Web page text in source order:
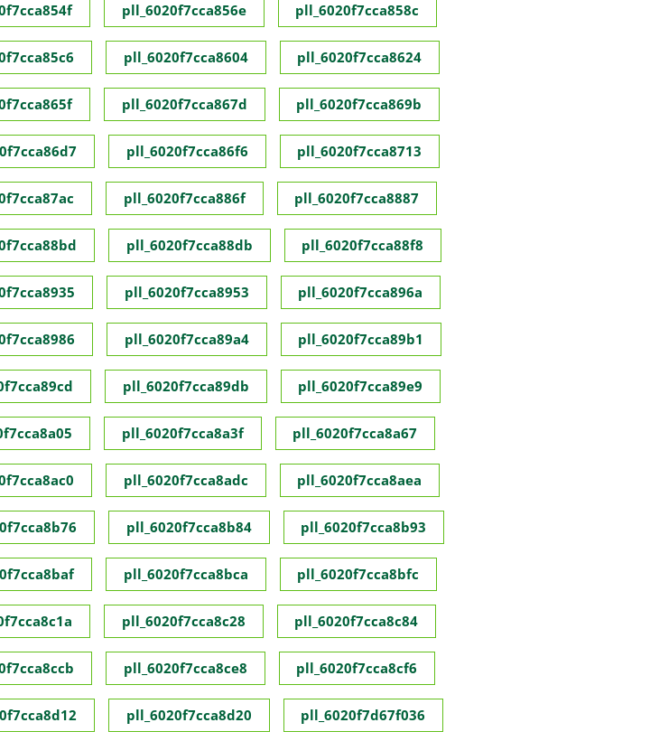
pll_6020f7cca856e pll_6020f7cca858c
pll_6020f7cca8604 pll_6020f7cca8624
pll_6020f7cca867d pll_6020f7cca869b
pll_6020f7cca86f6 pll_6020f7cca8713
pll_6020f7cca886f pll_6020f7cca8887
pll_6020f7cca88db pll_6020f7cca88f8
pll_6020f7cca8953 pll_6020f7cca896a
pll_6020f7cca89a4 pll_6020f7cca89b1
pll_6020f7cca89db pll_6020f7cca89e9
pll_6020f7cca8a3f pll_6020f7cca8a67
pll_6020f7cca8adc pll_6020f7cca8aea
pll_6020f7cca8b84 pll_6020f7cca8b93
pll_6020f7cca8bca pll_6020f7cca8bfc
pll_6020f7cca8c28 pll_6020f7cca8c84
pll_6020f7cca8ce8 pll_6020f7cca8cf6
pll_6020f7cca8d20 pll_6020f7d67f036